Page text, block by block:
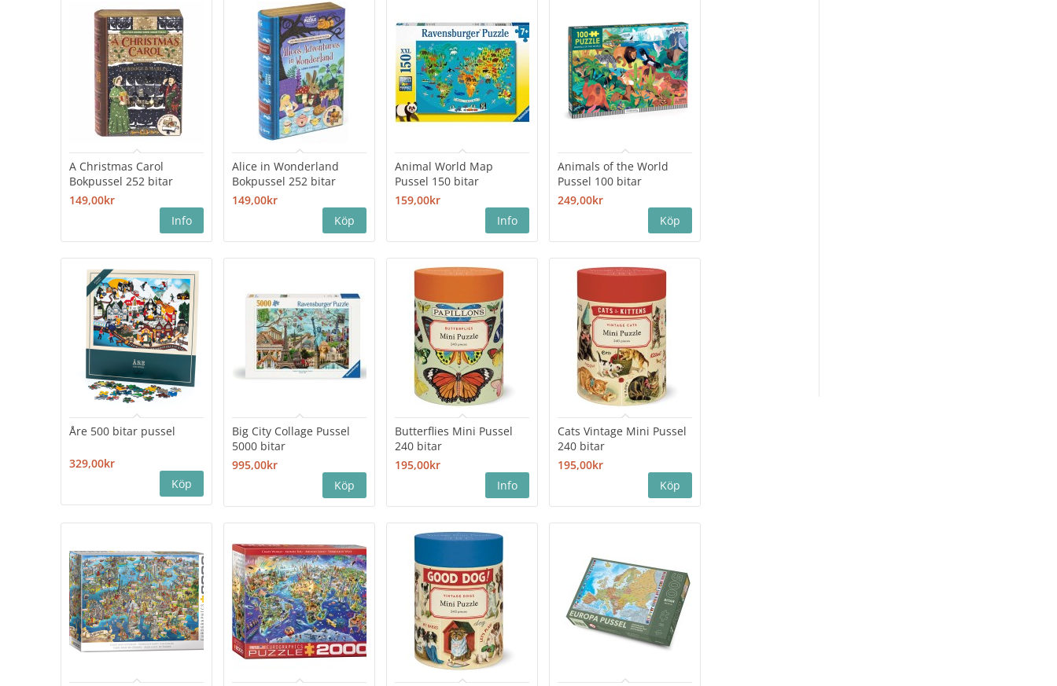
A Christmas Carol
Bokpussel 252 bitar
149,00kr
Alice in Wonderland
Bokpussel 252 bitar
149,00kr
Animal World Map
Pussel 150 bitar
159,00kr
Animals of the World
Pussel 100 bitar
249,00kr
Åre 500 bitar pussel
329,00kr
Big City Collage Pussel
5000 bitar
995,00kr
Butterflies Mini Pussel
240 bitar
195,00kr
Cats Vintage Mini Pussel
240 bitar
195,00kr